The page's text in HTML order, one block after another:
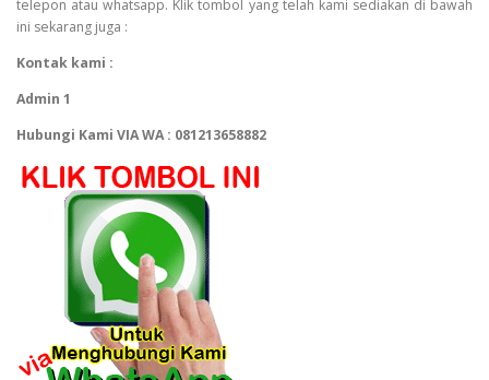
telepon atau whatsapp. Klik tombol yang telah kami sediakan di bawah
ini sekarang juga :
Kontak kami :
Admin 1
Hubungi Kami VIA WA : 081213658882